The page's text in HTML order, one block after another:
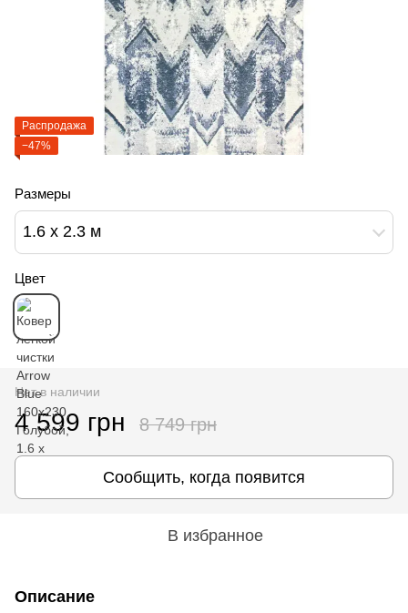
Распродажа
−47%
Размеры
1.6 х 2.3 м
Цвет
Нет в наличии
4 599 грн 8 749 грн
Сообщить, когда появится
В избранное
Описание